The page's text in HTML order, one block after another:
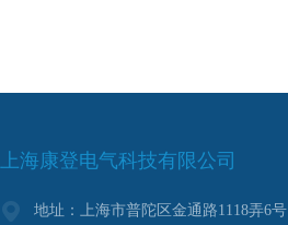
上海康登电气科技有限公司
地址：上海市普陀区金通路1118弄6号